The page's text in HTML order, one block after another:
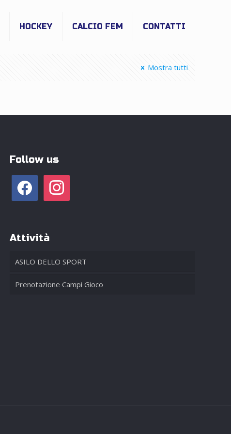
HOCKEY CALCIO FEM CONTATTI
Mostra tutti
Follow us
facebook instagram
Attività
ASILO DELLO SPORT
Prenotazione Campi Gioco